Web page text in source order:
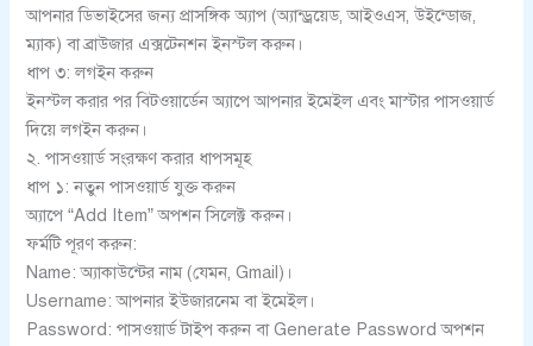
আপনার ডিভাইসের জন্য প্রাসঙ্গিক অ্যাপ (অ্যান্ড্রয়েড, আইওএস, উইন্ডোজ,
ম্যাক) বা ব্রাউজার এক্সটেনশন ইনস্টল করুন।
ধাপ ৩: লগইন করুন
ইনস্টল করার পর বিটওয়ার্ডেন অ্যাপে আপনার ইমেইল এবং মাস্টার পাসওয়ার্ড
দিয়ে লগইন করুন।
২. পাসওয়ার্ড সংরক্ষণ করার ধাপসমূহ
ধাপ ১: নতুন পাসওয়ার্ড যুক্ত করুন
অ্যাপে “Add Item” অপশন সিলেক্ট করুন।
ফর্মটি পূরণ করুন:
Name: অ্যাকাউন্টের নাম (যেমন, Gmail)।
Username: আপনার ইউজারনেম বা ইমেইল।
Password: পাসওয়ার্ড টাইপ করুন বা Generate Password অপশন